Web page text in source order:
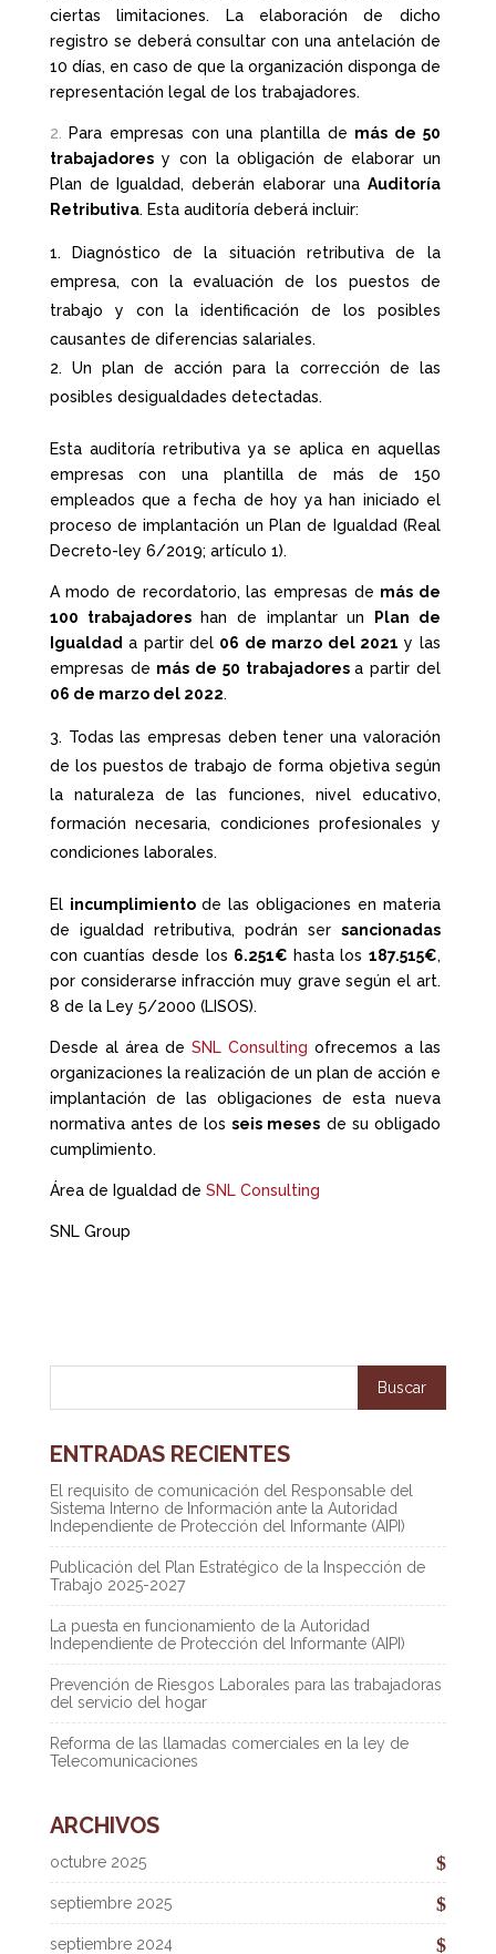
ciertas limitaciones. La elaboración de dicho
registro se deberá consultar con una antelación de
10 días, en caso de que la organización disponga de
representación legal de los trabajadores.
2. Para empresas con una plantilla de más de 50
trabajadoresy con la obligación de elaborar un
Plan de Igualdad, deberán elaborar una Auditoría
Retributiva. Esta auditoría deberá incluir:
Diagnóstico de la situación retributiva de la
empresa, con la evaluación de los puestos de
trabajo y con la identificación de los posibles
causantes de diferencias salariales.
Un plan de acción para la corrección de las
posibles desigualdades detectadas.
Esta auditoría retributiva ya se aplica en aquellas
empresas con una plantilla de más de 150
empleados que a fecha de hoy ya han iniciado el
proceso de implantación un Plan de Igualdad (Real
Decreto-ley 6/2019; artículo 1).
A modo de recordatorio, las empresas de más de
100 trabajadoreshan de implantar un
Plan de
Igualdad a partir del 06 de marzo del 2021 y las
empresas de más de 50 trabajadoresa partir del
06 de marzo del 2022.
Todas las empresas deben tener una valoración
de los puestos de trabajo de forma objetiva según
la naturaleza de las funciones, nivel educativo,
formación necesaria, condiciones profesionales y
condiciones laborales.
El incumplimientode las obligaciones en materia
de igualdad retributiva, podrán ser sancionadas
con cuantías desde los 6.251€ hasta los 187.515€,
por considerarse infracción muy grave según el art.
8 de la Ley 5/2000 (LISOS).
Desde al área de SNL Consulting ofrecemos a las
organizaciones la realización de un plan de acción e
implantación de las obligaciones de esta nueva
normativa antes de losseis meses de su obligado
cumplimiento.
Área de Igualdad de SNL Consulting
SNL Group
ENTRADAS RECIENTES
El requisito de comunicación del Responsable del
Sistema Interno de Información ante la Autoridad
Independiente de Protección del Informante (AIPI)
Publicación del Plan Estratégico de la Inspección de
Trabajo 2025-2027
La puesta en funcionamiento de la Autoridad
Independiente de Protección del Informante (AIPI)
Prevención de Riesgos Laborales para las trabajadoras
del servicio del hogar
Reforma de las llamadas comerciales en la ley de
Telecomunicaciones
ARCHIVOS
octubre 2025
septiembre 2025
septiembre 2024